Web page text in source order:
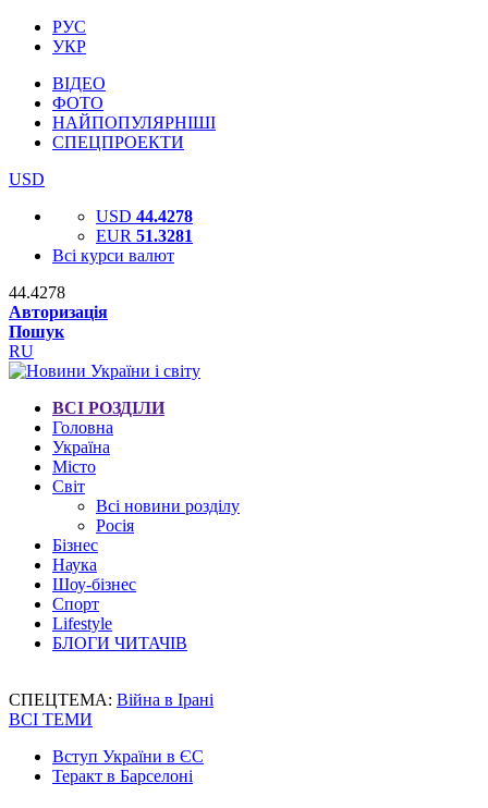
РУС
УКР
ВІДЕО
ФОТО
НАЙПОПУЛЯРНІШІ
СПЕЦПРОЕКТИ
USD
USD 44.4278
EUR 51.3281
Всі курси валют
44.4278
Авторизація
Пошук
RU
ВСІ РОЗДІЛИ
Головна
Україна
Місто
Світ
Всі новини розділу
Росія
Бізнес
Наука
Шоу-бізнес
Спорт
Lifestyle
БЛОГИ ЧИТАЧІВ
СПЕЦТЕМА: Війна в Ірані
ВСІ ТЕМИ
Вступ України в ЄС
Теракт в Барселоні